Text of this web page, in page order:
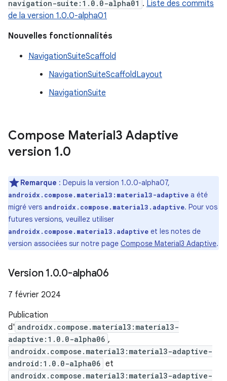
navigation-suite:1.0.0-alpha01 . Liste des commits
de la version 1.0.0-alpha01
Nouvelles fonctionnalités
NavigationSuiteScaffold
NavigationSuiteScaffoldLayout
NavigationSuite
Compose Material3 Adaptive
version 1.0
Remarque : Depuis la version 1.0.0-alpha07,
androidx.compose.material3:material3-adaptive a été
migré vers androidx.compose.material3.adaptive. Pour vos
futures versions, veuillez utiliser
androidx.compose.material3.adaptive et les notes de
version associées sur notre page Compose Material3 Adaptive.
Version 1.0.0-alpha06
7 février 2024
Publication
d' androidx.compose.material3:material3-
adaptive:1.0.0-alpha06 ,
androidx.compose.material3:material3-adaptive-
android:1.0.0-alpha06 et
androidx.compose.material3:material3-adaptive-